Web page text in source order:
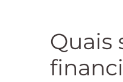
Quais